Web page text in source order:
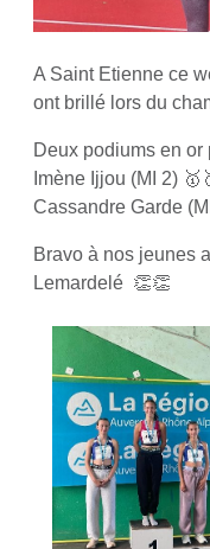
A Saint Etienne ce
ont brillé lors du
Deux podiums en
Imène Ijjou (MI 2)
Cassandre Garde
Bravo à nos jeunes
Lemardelé 👏👏